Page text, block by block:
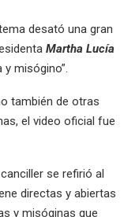
desató una gran
Martha Lucía
misógino”.
también de otras
el video oficial fue
se refirió al
directas y abiertas
y misóginas que